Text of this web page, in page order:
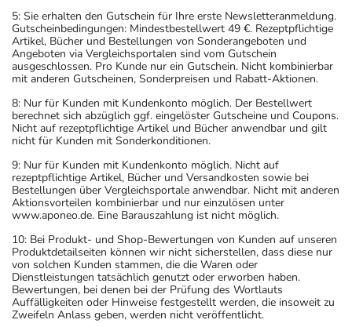
5: Sie erhalten den Gutschein für Ihre erste Newsletteranmeldung.
Gutscheinbedingungen: Mindestbestellwert 49 €. Rezeptpflichtige
Artikel, Bücher und Bestellungen von Sonderangeboten und
Angeboten via Vergleichsportalen sind vom Gutschein
ausgeschlossen. Pro Kunde nur ein Gutschein. Nicht kombinierbar
mit anderen Gutscheinen, Sonderpreisen und Rabatt-Aktionen.
8: Nur für Kunden mit Kundenkonto möglich. Der Bestellwert
berechnet sich abzüglich ggf. eingelöster Gutscheine und Coupons.
Nicht auf rezeptpflichtige Artikel und Bücher anwendbar und gilt
nicht für Kunden mit Sonderkonditionen.
9: Nur für Kunden mit Kundenkonto möglich. Nicht auf
rezeptpflichtige Artikel, Bücher und Versandkosten sowie bei
Bestellungen über Vergleichsportale anwendbar. Nicht mit anderen
Aktionsvorteilen kombinierbar und nur einzulösen unter
www.aponeo.de. Eine Barauszahlung ist nicht möglich.
10: Bei Produkt- und Shop-Bewertungen von Kunden auf unseren
Produktdetailseiten können wir nicht sicherstellen, dass diese nur
von solchen Kunden stammen, die die Waren oder
Dienstleistungen tatsächlich genutzt oder erworben haben.
Bewertungen, bei denen bei der Prüfung des Wortlauts
Auffälligkeiten oder Hinweise festgestellt werden, die insoweit zu
Zweifeln Anlass geben, werden nicht veröffentlicht.